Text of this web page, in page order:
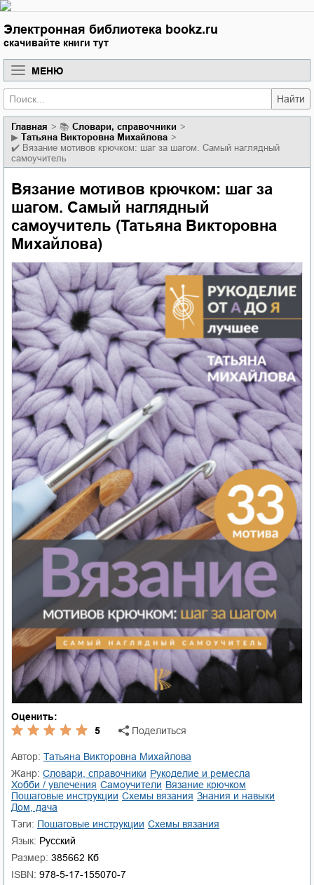
Электронная библиотека bookz.ru
скачивайте книги тут
МЕНЮ
Найти
Главная 📚
словари, справочники
▶ Татьяна Викторовна Михайлова
✔️ Вязание мотивов крючком: шаг за шагом. Самый наглядный
самоучитель
Вязание мотивов крючком: шаг за
шагом. Самый наглядный
самоучитель (Татьяна Викторовна
Михайлова)
Оценить:
5
Поделиться
Автор:
Татьяна Викторовна Михайлова
Жанр:
словари, справочники
рукоделие и ремесла
хобби / увлечения
самоучители
вязание крючком
пошаговые инструкции
схемы вязания
знания и навыки
дом, дача
Тэги:
пошаговые инструкции
схемы вязания
Язык: Русский
Размер: 385662 Кб
ISBN: 978-5-17-155070-7